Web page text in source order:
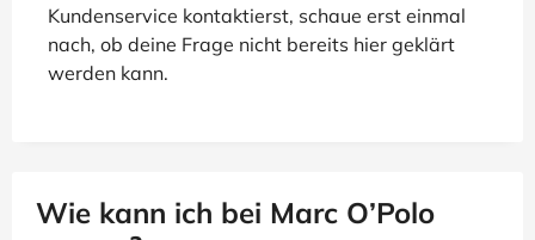
Kundenservice kontaktierst, schaue erst einmal
nach, ob deine Frage nicht bereits hier geklärt
werden kann.
Wie kann ich bei Marc O’Polo